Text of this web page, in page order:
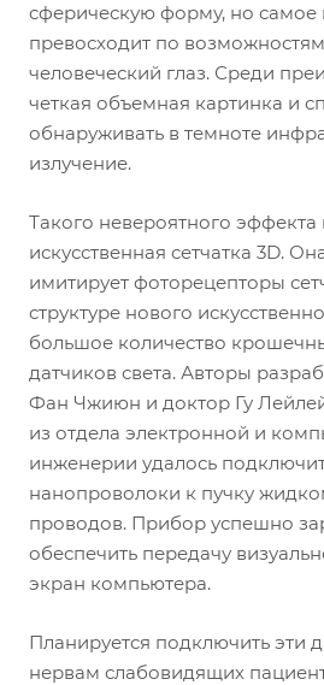
сферическую форму, но самое
превосходит по
человеческий глаз. Среди
четкая объемная картинка и
обнаруживать в темноте
излучение.
Такого невероятного эффекта
искусственная сетчатка 3D.
имитирует фоторецепторы
структуре нового
большое количество
датчиков света. Авторы
Фан Чжиюн и доктор Гу
из отдела электронной и
инженерии удалось
нанопроволоки к пучку
проводов. Прибор успешно
обеспечить передачу
экран компьютера.
Планируется подключить эти
нервам слабовидящих